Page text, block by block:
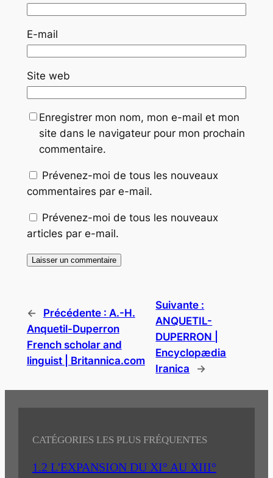
E-mail
Site web
Enregistrer mon nom, mon e-mail et mon
site dans le navigateur pour mon prochain
commentaire.
Prévenez-moi de tous les nouveaux
commentaires par e-mail.
Prévenez-moi de tous les nouveaux
articles par e-mail.
← Précédente : A.-H.
Anquetil-Duperron
French scholar and
linguist | Britannica.com
Suivante :
ANQUETIL-
DUPERRON |
Encyclopædia
Iranica
→
CATÉGORIES LES PLUS FRÉQUENTES
1.2 L'EXPANSION DU XI° AU XIII°